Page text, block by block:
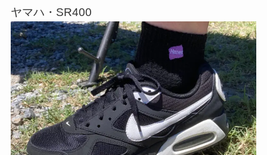
ヤマハ・SR400